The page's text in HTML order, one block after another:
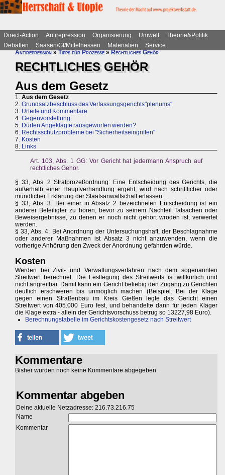
Direct-Action Antirepression Organisierung Umwelt
Theorie&Politik
Debatten
Saasen/GI/Mittelhessen Materialien
Service
Antirepression»Tipps für Prozesse»Rechtliches Gehör
RECHTLICHES GEHÖR
Aus dem Gesetz
1. Aus dem Gesetz
2. Grundsatzbeschluss des Verfassungsgerichts"plenums"
3. Urteile und Kommentare
4. Gegenvorstellung
5. Dürfen Angeklagte rausgeworfen werden?
6. Rechtsschutzprobleme bei "Sicherheitseingriffen"
7. Kosten
8. Links
Art. 103, Abs. 1 GG: Vor Gericht hat jedermann Anspruch auf
rechtliches Gehör.
§ 33, Abs. 2 Strafprozeßordnung: Eine Entscheidung des Gerichts, die
außerhalb einer Hauptverhandlung ergeht, wird nach schriftlicher oder
mündlicher Erklärung der Staatsanwaltschaft erlassen.
§ 33, Abs. 3: Bei einer in Absatz 2 bezeichneten Entscheidung ist ein
anderer Beteiligter zu hören, bevor zu seinem Nachteil Tatsachen oder
Beweisergebnisse, zu denen er noch nicht gehört wroden ist, verwertet
werden.
§ 33, Abs. 4: Bei Anordnung der Untersuchungshaft, der Beschlagnahme
oder anderer Maßnahmen ist Absatz 3 nicht anzuwenden, wenn die
vorherige Anhörung den Zweck der Anordnung gefährden würde.
Kosten
Werden bei Zivil- und Verwaltungsverfahren nach dem sogenannten
Streitwert berechnet. Die Festlegung des Streitwerts ist willkürlich und
nicht angreifbar. Damit kann ein Gericht beliebig den Zugang zu Gerichten
deutlich erschweren bis unmöglich machen (Beispiel: Bei der Klage
gegen einen Straßenbau im Kreis Gießen legte das Gericht einen
Streitwert von 405.000 Euro fest, und behandelte dann für jeden Kläger
die Klage extra - allein der Gerichtsvorschuss betrug so 13227,98 Euro).
Berechnungstabelle im Gerichtskostengesetz nach Streitwert
Kommentare
Bisher wurden noch keine Kommentare abgegeben.
Kommentar abgeben
Deine aktuelle Netzadresse: 216.73.216.75
Name
Kommentar